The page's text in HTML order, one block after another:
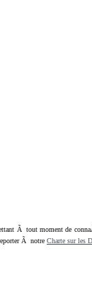
Ã tout moment de
Ã notre Charte sur les